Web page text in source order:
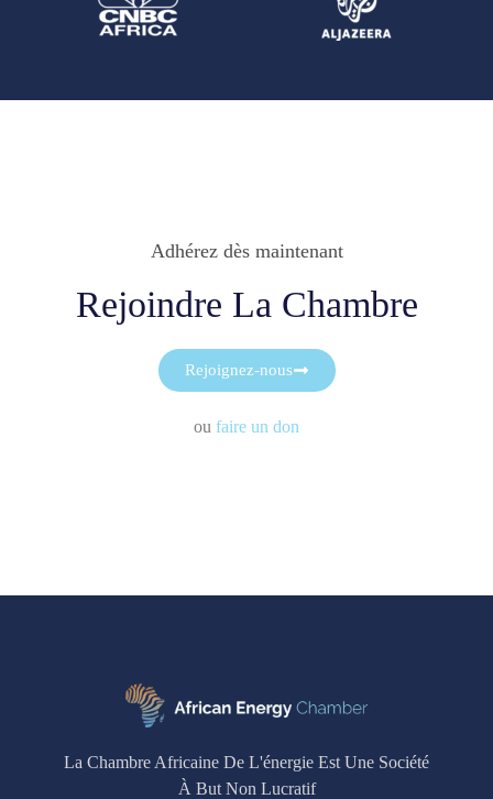
Adhérez dès maintenant
Rejoindre La Chambre
Rejoignez-nous
ou faire un don
La Chambre Africaine De L'énergie Est Une Société
À But Non Lucratif